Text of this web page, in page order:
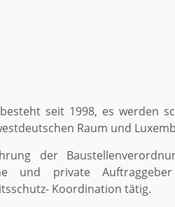
seit 1998, es werden
Raum und
der
und private
Koordination tätig.